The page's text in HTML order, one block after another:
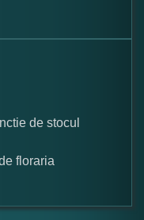
de stocul
floraria